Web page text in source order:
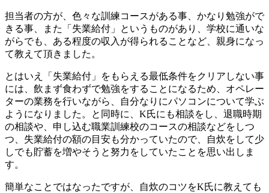
担当者の方が、色々な訓練コースがある事、かなり勉強がで
きる事、また「失業給付」というものがあり、学校に通いな
がらでも、ある程度の収入が得られることなど、親身になっ
て教えて頂きました。
とはいえ「失業給付」をもらえる最低条件をクリアしない事
には、飲まず食わずで勉強をすることになるため、オペレー
ターの業務を行いながら、自分なりにパソコンについて学ぶ
ようになりました。と同時に、K氏にも相談をし、退職時期
の相談や、申し込む職業訓練校のコースの相談などをしつ
つ、失業給付の額の目安も分かっていたので、自炊をして少
しでも貯蓄を増やそうと努力をしていたことを思い出しま
す。
簡単なことではなったですが、自炊のコツをK氏に教えても